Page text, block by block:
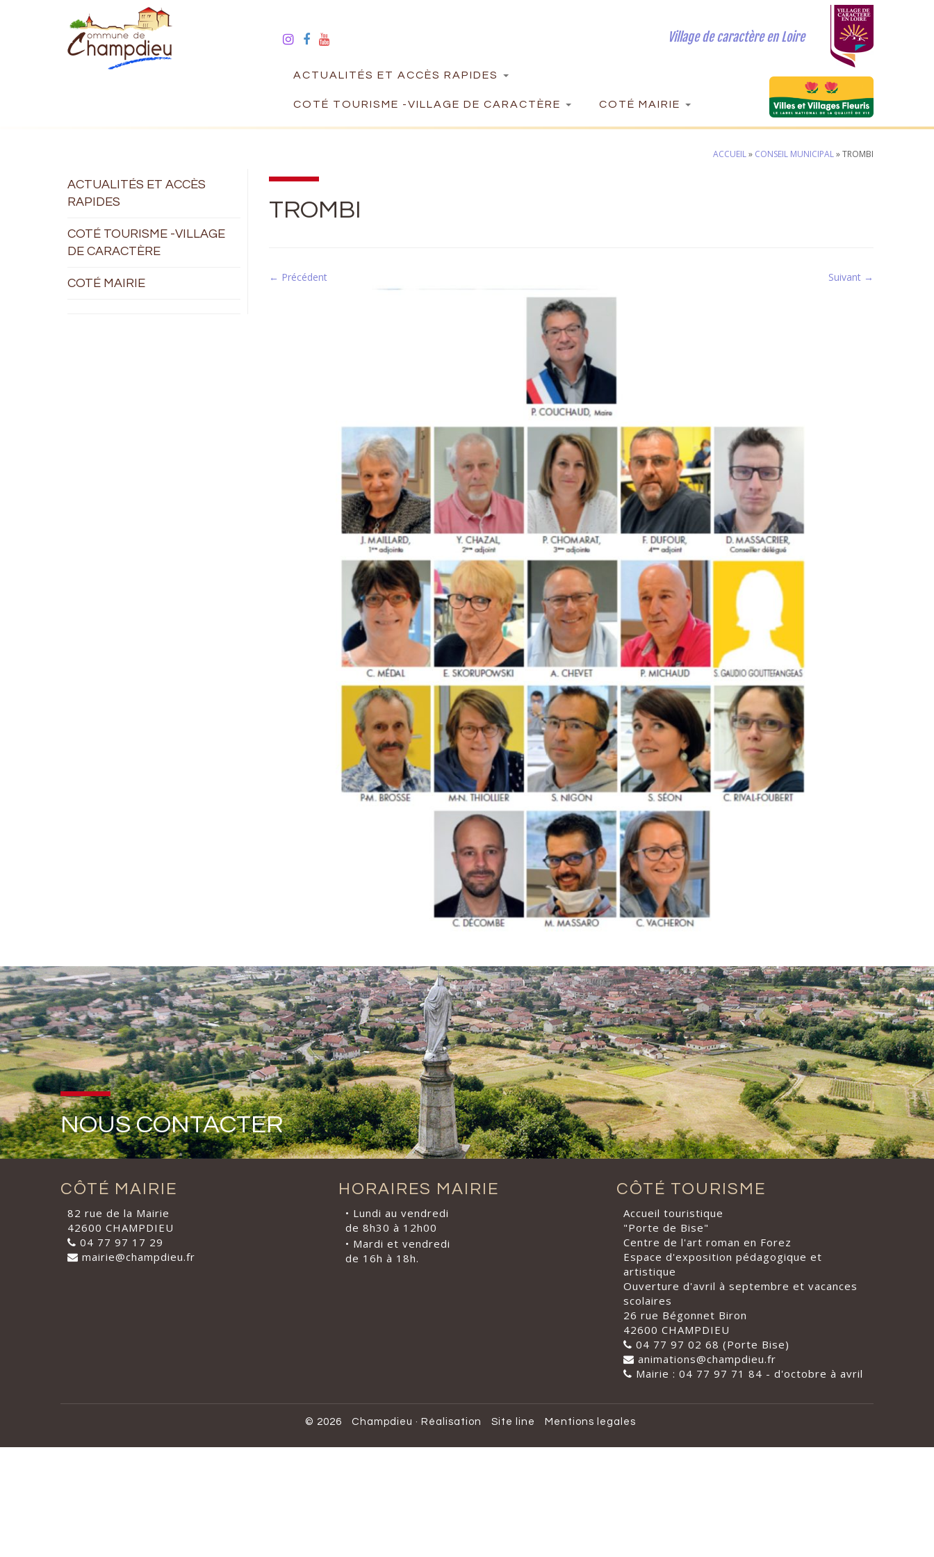
Village de caractère en Loire
ACTUALITÉS ET ACCÈS RAPIDES
COTÉ TOURISME -VILLAGE DE CARACTÈRE COTÉ MAIRIE
ACCUEIL» CONSEIL MUNICIPAL»TROMBI
ACTUALITÉS ET ACCÈS
RAPIDES
COTÉ TOURISME -VILLAGE
DE CARACTÈRE
COTÉ MAIRIE
TROMBI
← Précédent Suivant →
NOUS CONTACTER
CÔTÉ MAIRIE
82 rue de la Mairie
42600 CHAMPDIEU
04 77 97 17 29
mairie@champdieu.fr
HORAIRES MAIRIE
• Lundi au vendredi
de 8h30 à 12h00
• Mardi et vendredi
de 16h à 18h.
CÔTÉ TOURISME
Accueil touristique
"Porte de Bise"
Centre de l'art roman en Forez
Espace d'exposition pédagogique et
artistique
Ouverture d'avril à septembre et vacances
scolaires
26 rue Bégonnet Biron
42600 CHAMPDIEU
04 77 97 02 68 (Porte Bise)
animations@champdieu.fr
Mairie : 04 77 97 71 84 - d'octobre à avril
© 2026 Champdieu · Réalisation Site line Mentions legales